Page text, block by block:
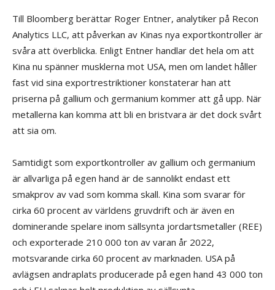
Till Bloomberg berättar Roger Entner, analytiker på Recon
Analytics LLC, att påverkan av Kinas nya exportkontroller är
svåra att överblicka. Enligt Entner handlar det hela om att
Kina nu spänner musklerna mot USA, men om landet håller
fast vid sina exportrestriktioner konstaterar han att
priserna på gallium och germanium kommer att gå upp. När
metallerna kan komma att bli en bristvara är det dock svårt
att sia om.
Samtidigt som exportkontroller av gallium och germanium
är allvarliga på egen hand är de sannolikt endast ett
smakprov av vad som komma skall. Kina som svarar för
cirka 60 procent av världens gruvdrift och är även en
dominerande spelare inom sällsynta jordartsmetaller (REE)
och exporterade 210 000 ton av varan år 2022,
motsvarande cirka 60 procent av marknaden. USA på
avlägsen andraplats producerade på egen hand 43 000 ton